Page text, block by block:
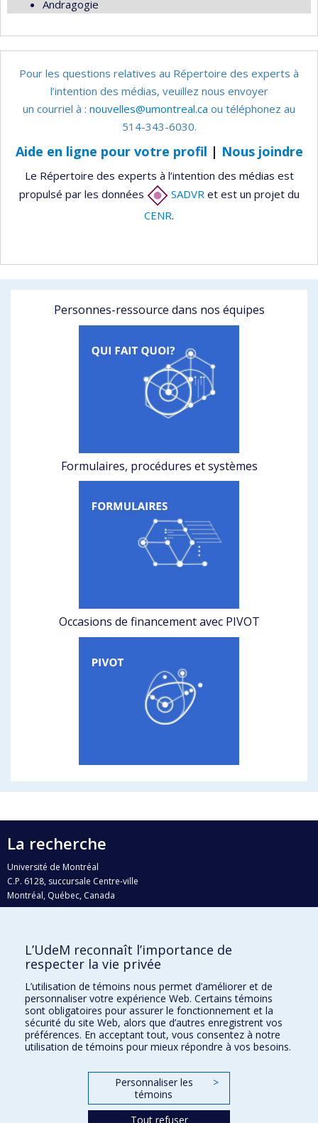
Andragogie
Pour les questions relatives au Répertoire des experts à
l’intention des médias, veuillez nous envoyer
un courriel à : nouvelles@umontreal.ca ou téléphonez au
514-343-6030.
Aide en ligne pour votre profil | Nous joindre
Le Répertoire des experts à l’intention des médias est
propulsé par les données
SADVRet est un projet du
CENR.
Personnes-ressource dans nos équipes
Formulaires, procédures et systèmes
Occasions de financement avec PIVOT
La recherche
Université de Montréal
C.P. 6128, succursale Centre-ville
Montréal, Québec, Canada
H3C 3J7
Qui fait quoi?
Nous trouver
Plan du site
Accessibilité
L’UdeM reconnaît l’importance de
respecter la vie privée
L’utilisation de témoins nous permet d’améliorer et de
personnaliser votre expérience Web. Certains témoins
sont obligatoires pour assurer le fonctionnement et la
sécurité du site Web, alors que d’autres enregistrent vos
préférences. En acceptant tout, vous consentez à notre
utilisation de témoins pour mieux répondre à vos besoins.
Personnaliser les
témoins
>
Tout refuser